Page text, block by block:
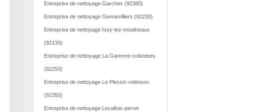
Entreprise de nettoyage Garches (92380)
Entreprise de nettoyage Gennevilliers (92230)
Entreprise de nettoyage Issy-les-moulineaux
(92130)
Entreprise de nettoyage La Garenne-colombes
(92250)
Entreprise de nettoyage Le Plessis-robinson
(92350)
Entreprise de nettoyage Levallois-perret